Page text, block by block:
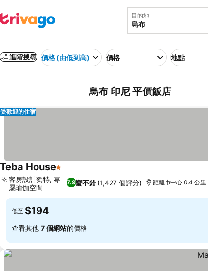
目的地
進階搜尋 價格 (由低到高) 價格 地點
烏布 印尼 平價飯店
受歡迎的住宿
Teba House1 星級
7.9蠻不錯 (1,427 個評分)
客房設計獨特, 專
屬瑜伽空間
距離市中心 0.4 公里
低至 $194
查看其他 7 個網站的價格